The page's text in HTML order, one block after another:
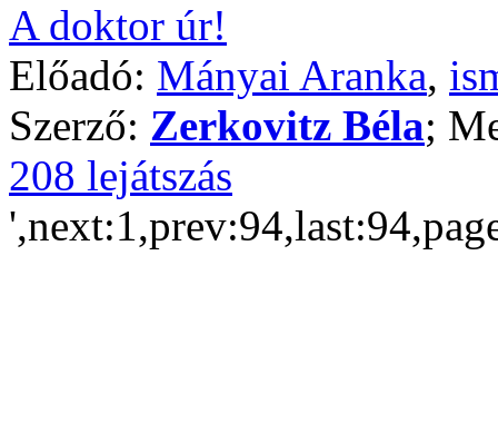
A doktor úr!
Előadó: Mányai Aranka,
Szerző: Zerkovitz Béla;
208 lejátszás